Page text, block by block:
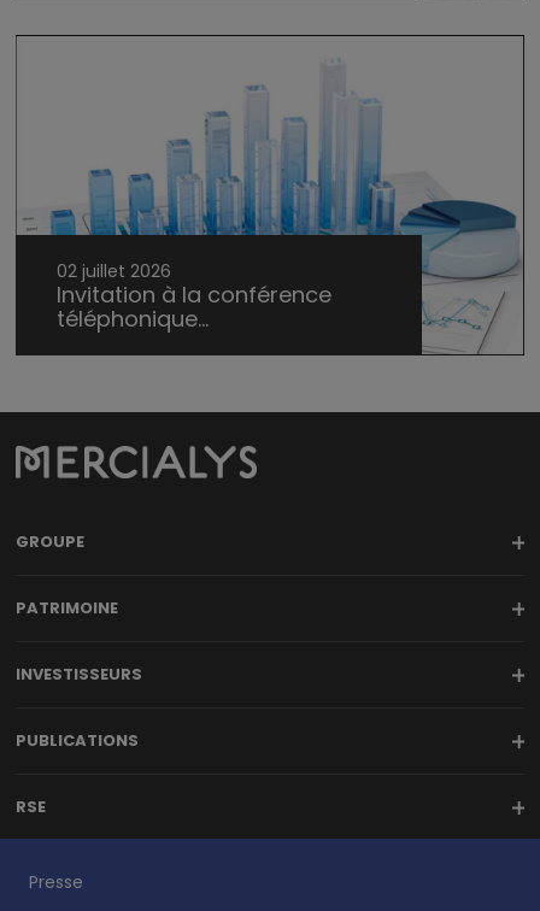
02 juillet 2026
Invitation à la conférence
téléphonique...
GROUPE
PATRIMOINE
INVESTISSEURS
PUBLICATIONS
RSE
Presse